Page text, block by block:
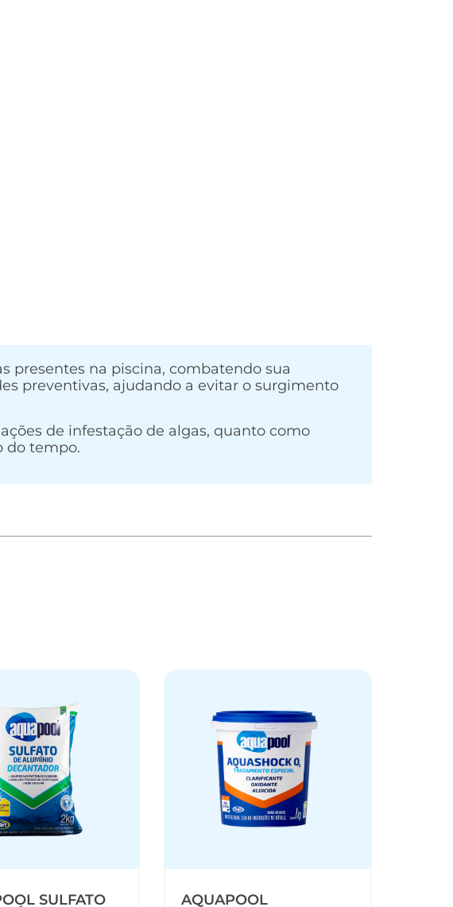
presentes na piscina, combatendo sua
preventivas, ajudando a evitar o surgimento
de infestação de algas, quanto como
do tempo.
SULFATO
AQUAPOOL